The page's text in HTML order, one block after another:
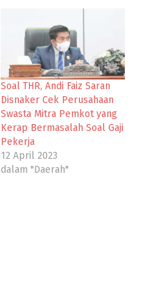
Soal THR, Andi Faiz Saran
Disnaker Cek Perusahaan
Swasta Mitra Pemkot yang
Kerap Bermasalah Soal Gaji
Pekerja
12 April 2023
dalam "Daerah"